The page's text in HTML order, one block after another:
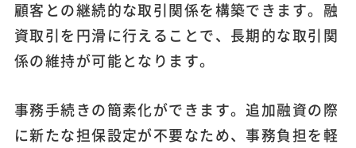
顧客との継続的な取引関係を構築できます。融
資取引を円滑に行えることで、長期的な取引関
係の維持が可能となります。
事務手続きの簡素化ができます。追加融資の際
に新たな担保設定が不要なため、事務負担を軽